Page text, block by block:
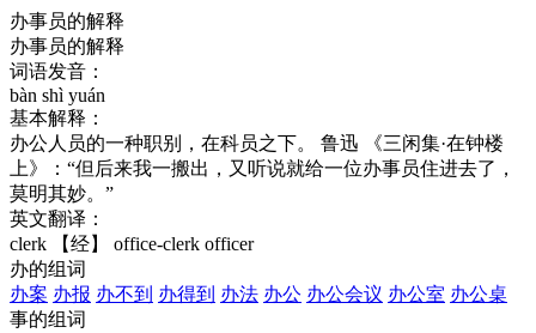
办事员的解释
办事员的解释
词语发音：
bàn shì yuán
基本解释：
办公人员的一种职别，在科员之下。 鲁迅 《三闲集·在钟楼
上》：“但后来我一搬出，又听说就给一位办事员住进去了，
莫明其妙。”
英文翻译：
clerk
【经】 office-clerk officer
办的组词
办案 办报 办不到 办得到 办法 办公 办公会议 办公室 办公桌
事的组词